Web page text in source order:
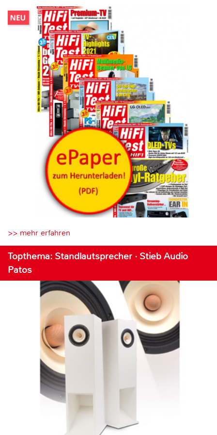
>> mehr erfahren
Topthema: Standlautsprecher · Stieb Audio
Patos